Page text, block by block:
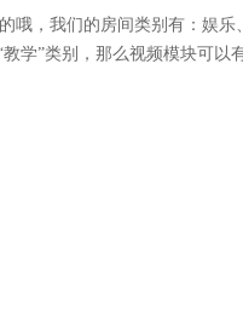
哦，我们的房间类别有：娱
学”类别，那么视频模块可以